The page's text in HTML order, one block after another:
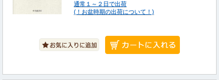
通常１～２日で出荷
(！お盆時期の出荷について！)